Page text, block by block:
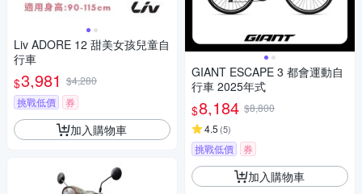
Liv ADORE 12 甜美女孩兒童自
行車
$3,981 $4,280
挑戰低價
券
加入購物車
GIANT ESCAPE 3 都會運動自
行車 2025年式
$8,184 $8,800
4.5 (5)
挑戰低價 券
加入購物車